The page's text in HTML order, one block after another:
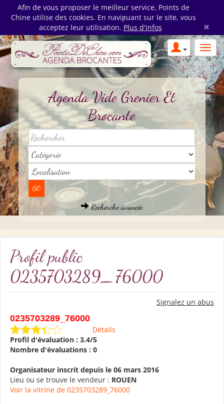
Afin de vous proposer le meilleur service, Points de
Chine utilise des cookies. En naviguant sur le site, vous
acceptez leur utilisation. Plus d'infos ×
Agenda Vide Grenier Et
Brocante
Recherche avancée
Profil public
0235703289_76000
Signalez un abus
0235703289_76000
Détails
Profil d'évaluation : 3.4/5
Nombre d'évaluations : 0
Organisateur inscrit depuis le 06 mars 2016
Lieu ou se trouve le vendeur : ROUEN
Voir la vitrine de 0235703289_76000